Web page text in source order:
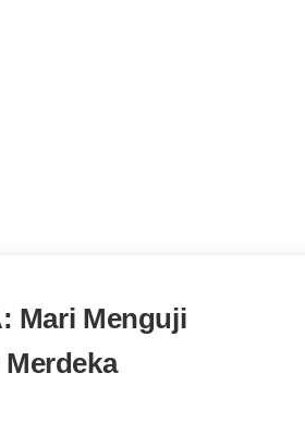
Mari Menguji